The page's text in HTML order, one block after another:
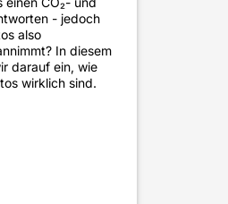
- jedoch
also
In diesem
darauf ein, wie
wirklich sind.